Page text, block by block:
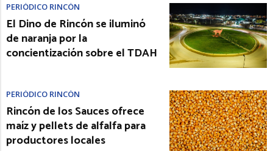
PERIÓDICO RINCÓN
El Dino de Rincón se iluminó
de naranja por la
concientización sobre el TDAH
PERIÓDICO RINCÓN
Rincón de los Sauces ofrece
maíz y pellets de alfalfa para
productores locales